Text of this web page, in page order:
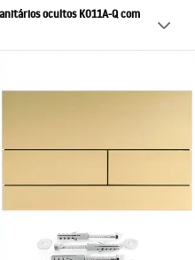
ocultos K011A-Q com